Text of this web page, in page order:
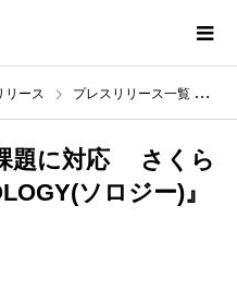
リース プレスリリース一覧
題に対応 さくら
ソロジー)』